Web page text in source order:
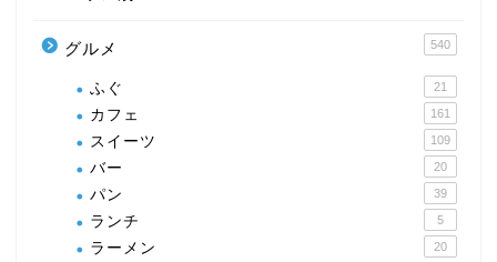
グルメ 540
ふぐ 21
カフェ 161
スイーツ 109
バー 20
パン 39
ランチ 5
ラーメン 20